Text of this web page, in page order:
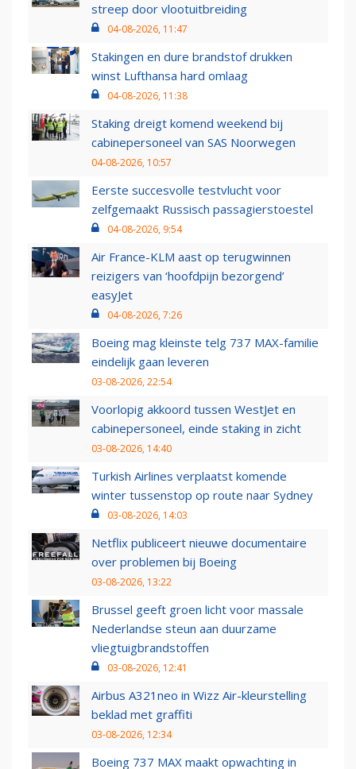
streep door vlootuitbreiding
04-08-2026, 11:47
Stakingen en dure brandstof drukken
winst Lufthansa hard omlaag
04-08-2026, 11:38
Staking dreigt komend weekend bij
cabinepersoneel van SAS Noorwegen
04-08-2026, 10:57
Eerste succesvolle testvlucht voor
zelfgemaakt Russisch passagierstoestel
04-08-2026, 9:54
Air France-KLM aast op terugwinnen
reizigers van ‘hoofdpijn bezorgend’
easyJet
04-08-2026, 7:26
Boeing mag kleinste telg 737 MAX-familie
eindelijk gaan leveren
03-08-2026, 22:54
Voorlopig akkoord tussen WestJet en
cabinepersoneel, einde staking in zicht
03-08-2026, 14:40
Turkish Airlines verplaatst komende
winter tussenstop op route naar Sydney
03-08-2026, 14:03
Netflix publiceert nieuwe documentaire
over problemen bij Boeing
03-08-2026, 13:22
Brussel geeft groen licht voor massale
Nederlandse steun aan duurzame
vliegtuigbrandstoffen
03-08-2026, 12:41
Airbus A321neo in Wizz Air-kleurstelling
beklad met graffiti
03-08-2026, 12:34
Boeing 737 MAX maakt opwachting in